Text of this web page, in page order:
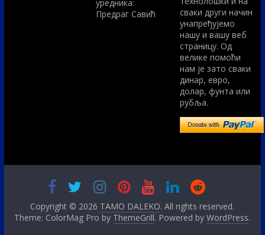
уредника:
Предраг Савић
сваки други начин
унапређујемо
нашу и вашу веб
страницу. Од
велике помоћи
нам је зато сваки
динар, евро,
долар, фунта или
рубља.
Copyright © 2026 TAMO DALEKO. All rights reserved.
Theme: ColorMag Pro by ThemeGrill. Powered byWordPress.